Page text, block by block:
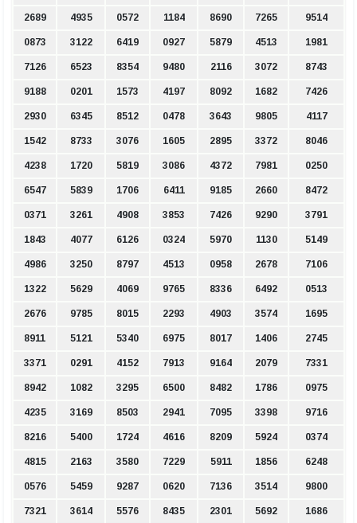
2689 4935 0572 1184 8690 7265 9514
0873 3122 6419 0927 5879 4513 1981
7126 6523 8354 9480 2116 3072 8743
9188 0201 1573 4197 8092 1682 7426
2930 6345 8512 0478 3643 9805 4117
1542 8733 3076 1605 2895 3372 8046
4238 1720 5819 3086 4372 7981 0250
6547 5839 1706 6411 9185 2660 8472
0371 3261 4908 3853 7426 9290 3791
1843 4077 6126 0324 5970 1130 5149
4986 3250 8797 4513 0958 2678 7106
1322 5629 4069 9765 8336 6492 0513
2676 9785 8015 2293 4903 3574 1695
8911 5121 5340 6975 8017 1406 2745
3371 0291 4152 7913 9164 2079 7331
8942 1082 3295 6500 8482 1786 0975
4235 3169 8503 2941 7095 3398 9716
8216 5400 1724 4616 8209 5924 0374
4815 2163 3580 7229 5911 1856 6248
0576 5459 9287 0620 7136 3514 9800
7321 3614 5576 8435 2301 5692 1686